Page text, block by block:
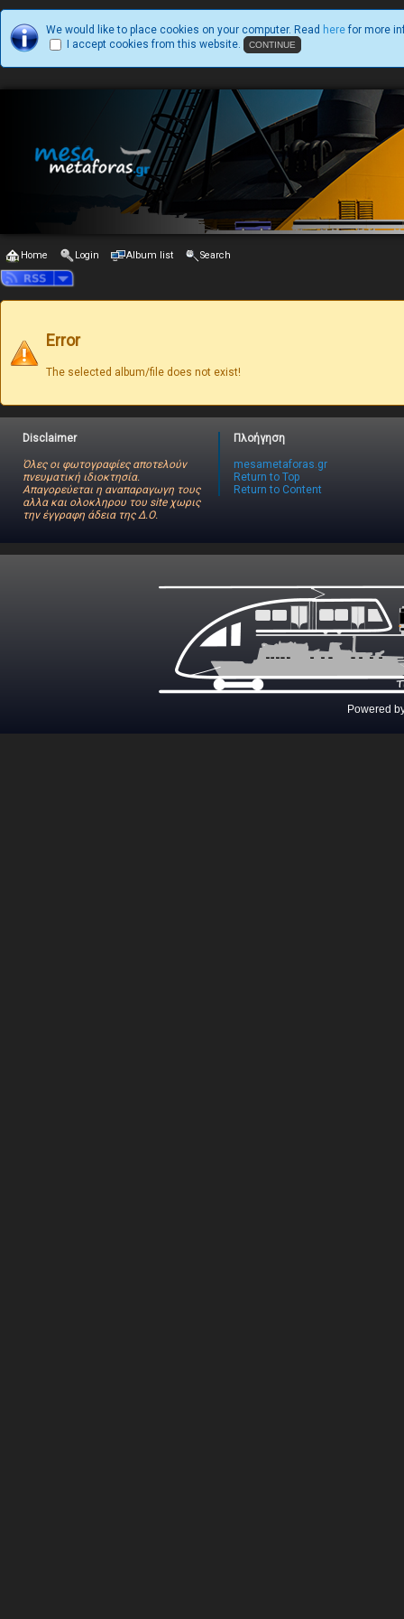
We would like to place cookies on your computer. Read here for more
I accept cookies from this website.
Home Login Album list Search
Error
The selected album/file does not exist!
Disclaimer
Όλες οι φωτογραφίες αποτελούν
πνευματική ιδιοκτησία.
Απαγορεύεται η αναπαραγωγη τους
αλλα και ολοκληρου του site χωρις
την έγγραφη άδεια της Δ.Ο.
Πλοήγηση
mesametaforas.gr
Return to Top
Return to Content
Powered